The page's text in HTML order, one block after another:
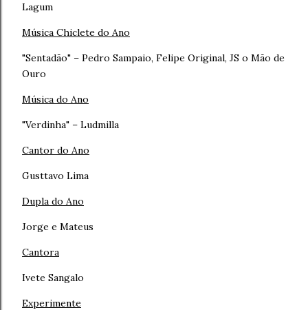
Lagum
Música Chiclete do Ano
"Sentadão" – Pedro Sampaio, Felipe Original, JS o Mão de
Ouro
Música do Ano
"Verdinha" – Ludmilla
Cantor do Ano
Gusttavo Lima
Dupla do Ano
Jorge e Mateus
Cantora
Ivete Sangalo
Experimente